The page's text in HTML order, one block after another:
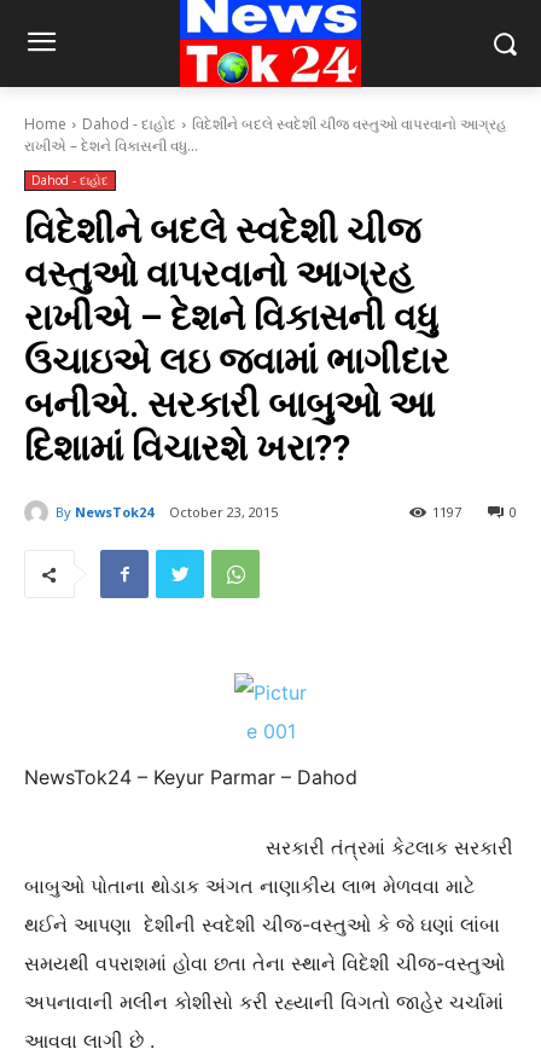
Home Dahod - દાહોદ
વિદેશીને બદલે સ્વદેશી ચીજ વસ્તુઓ વાપરવાનો આગ્રહ
રાખીએ – દેશને વિકાસની વધુ...
Dahod - દાહોદ
વિદેશીને બદલે સ્વદેશી ચીજ
વસ્તુઓ વાપરવાનો આગ્રહ
રાખીએ – દેશને વિકાસની વધુ
ઉચાઇએ લઇ જવામાં ભાગીદાર
બનીએ. સરકારી બાબુઓ આ
દિશામાં વિચારશે ખરા??
By NewsTok24 October 23, 2015 0
1197
NewsTok24 – Keyur Parmar – Dahod
સરકારી તંત્રમાં કેટલાક સરકારી
બાબુઓ પોતાના થોડાક અંગત નાણાકીય લાભ મેળવવા માટે
થઈને આપણા દેશીની સ્વદેશી ચીજ-વસ્તુઓ કે જે ઘણાં લાંબા
સમયથી વપરાશમાં હોવા છતા તેના સ્થાને વિદેશી ચીજ-વસ્તુઓ
અપનાવાની મલીન કોશીસો કરી રહ્યાની વિગતો જાહેર ચર્ચામાં
આવવા લાગી છે .